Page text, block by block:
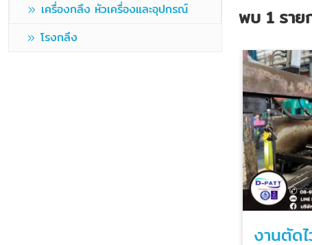
เครื่องกลึง หัวเครื่องและอุปกรณ์
โรงกลึง
พบ 1 ราย
งานตัด